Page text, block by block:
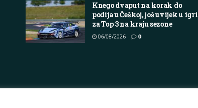
Knego dvaput na korak do
podija u Češkoj, još uvijek u igri
za Top 3 na kraju sezone
06/08/2026 0